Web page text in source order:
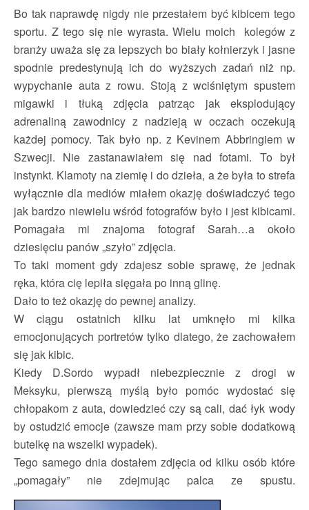
Bo tak naprawdę nigdy nie przestałem być kibicem tego
sportu. Z tego się nie wyrasta. Wielu moich kolegów z
branży uważa się za lepszych bo biały kołnierzyk i jasne
spodnie predestynują ich do wyższych zadań niż np.
wypychanie auta z rowu. Stoją z wciśniętym spustem
migawki i tłuką zdjęcia patrząc jak eksplodujący
adrenaliną zawodnicy z nadzieją w oczach oczekują
każdej pomocy. Tak było np. z Kevinem Abbringiem w
Szwecji. Nie zastanawiałem się nad fotami. To był
instynkt. Klamoty na ziemię i do dzieła, a że była to strefa
wyłącznie dla mediów miałem okazję doświadczyć tego
jak bardzo niewielu wśród fotografów było i jest kibicami.
Pomagała mi znajoma fotograf Sarah…a około
dziesięciu panów „szyło” zdjęcia.
To taki moment gdy zdajesz sobie sprawę, że jednak
ręka, która cię lepiła sięgała po inną glinę.
Dało to też okazję do pewnej analizy.
W ciągu ostatnich kilku lat umknęło mi kilka
emocjonujących portretów tylko dlatego, że zachowałem
się jak kibic.
Kiedy D.Sordo wypadł niebezpiecznie z drogi w
Meksyku, pierwszą myślą było pomóc wydostać się
chłopakom z auta, dowiedzieć czy są cali, dać łyk wody
by ostudzić emocje (zawsze mam przy sobie dodatkową
butelkę na wszelki wypadek).
Tego samego dnia dostałem zdjęcia od kilku osób które
„pomagały” nie zdejmując palca ze spustu.